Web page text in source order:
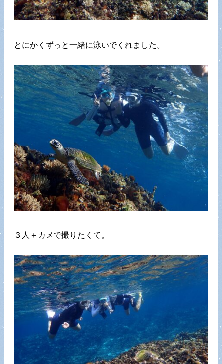
とにかくずっと一緒に泳いでくれました。
３人＋カメで撮りたくて。